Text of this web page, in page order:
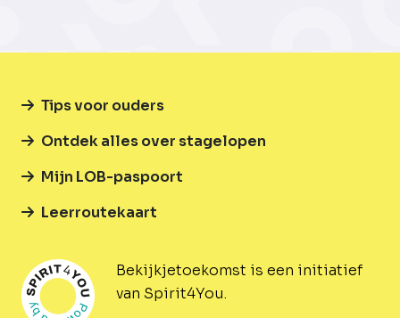
Bekijkjetoekomst is een initiatief
van Spirit4You.
Tips voor ouders
Ontdek alles over stagelopen
Mijn LOB-paspoort
Leerroutekaart